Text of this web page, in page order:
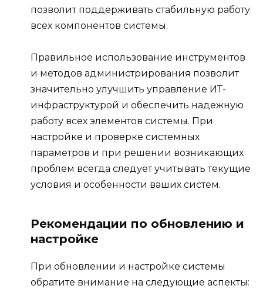
позволит поддерживать стабильную работу
всех компонентов системы.
Правильное использование инструментов
и методов администрирования позволит
значительно улучшить управление ИТ-
инфраструктурой и обеспечить надежную
работу всех элементов системы. При
настройке и проверке системных
параметров и при решении возникающих
проблем всегда следует учитывать текущие
условия и особенности ваших систем.
Рекомендации по обновлению и
настройке
При обновлении и настройке системы
обратите внимание на следующие аспекты: